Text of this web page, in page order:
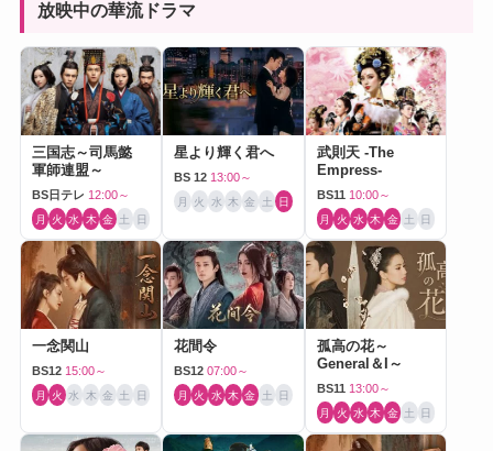
放映中の華流ドラマ
三国志～司馬懿
軍師連盟～
BS日テレ 12:00～
月 火 水 木 金 土 日
星より輝く君へ
BS 12 13:00～
月 火 水 木 金 土 日
武則天 -The
Empress-
BS11 10:00～
月 火 水 木 金 土 日
一念関山
BS12 15:00～
月 火 水 木 金 土 日
花間令
BS12 07:00～
月 火 水 木 金 土 日
孤高の花～
General＆I～
BS11 13:00～
月 火 水 木 金 土 日